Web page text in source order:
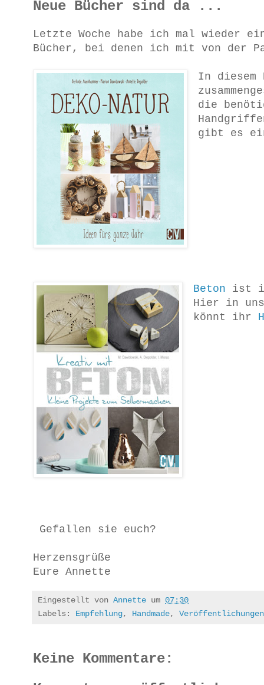
Neue Bücher sind da ...
Letzte Woche habe ich mal wieder
Bücher, bei denen ich mit von der
In
die
gibt es
Beton ist
Hier in
könnt ihr
Gefallen sie euch?
Herzensgrüße
Eure Annette
Eingestellt von Annette um 07:30
Labels: Empfehlung, Handmade, Veröffentlichungen
Keine Kommentare: